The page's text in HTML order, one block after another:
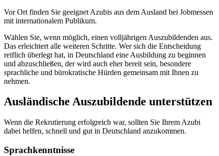
Vor Ort finden Sie geeignet Azubis aus dem Ausland bei Jobmessen
mit internationalem Publikum.
Wählen Sie, wenn möglich, einen volljährigen Auszubildenden aus.
Das erleichtert alle weiteren Schritte. Wer sich die Entscheidung
reiflich überlegt hat, in Deutschland eine Ausbildung zu beginnen
und abzuschließen, der wird auch eher bereit sein, besondere
sprachliche und bürokratische Hürden gemeinsam mit Ihnen zu
nehmen.
Ausländische Auszubildende unterstützen
Wenn die Rekrutierung erfolgreich war, sollten Sie Ihrem Azubi
dabei helfen, schnell und gut in Deutschland anzukommen.
Sprachkenntnisse